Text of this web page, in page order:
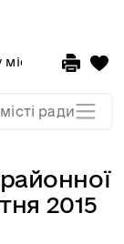
ради
2015
ради